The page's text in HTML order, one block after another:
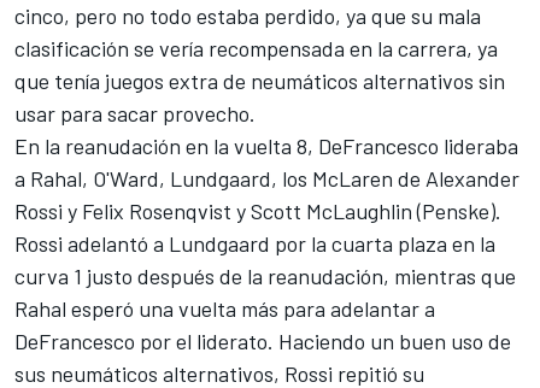
cinco, pero no todo estaba perdido, ya que su mala
clasificación se vería recompensada en la carrera, ya
que tenía juegos extra de neumáticos alternativos sin
usar para sacar provecho.
En la reanudación en la vuelta 8, DeFrancesco lideraba
a Rahal, O'Ward, Lundgaard, los McLaren de Alexander
Rossi y Felix Rosenqvist yScott McLaughlin(Penske).
Rossi adelantó a Lundgaard por la cuarta plaza en la
curva 1 justo después de la reanudación, mientras que
Rahal esperó una vuelta más para adelantar a
DeFrancesco por el liderato. Haciendo un buen uso de
sus neumáticos alternativos, Rossi repitió su